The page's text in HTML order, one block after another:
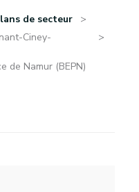
de secteur
Ciney-
de Namur (BEPN)